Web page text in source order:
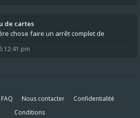
de cartes
chose faire un arrêt complet de
12:41 pm
FAQ Nous contacter
Confidentialité
Conditions